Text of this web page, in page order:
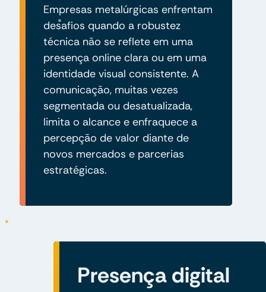
Empresas metalúrgicas enfrentam
desafios quando a robustez
técnica não se reflete em uma
presença online clara ou em uma
identidade visual consistente. A
comunicação, muitas vezes
segmentada ou desatualizada,
limita o alcance e enfraquece a
percepção de valor diante de
novos mercados e parcerias
estratégicas.
Presença digital